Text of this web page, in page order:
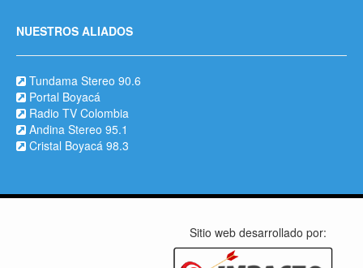
NUESTROS ALIADOS
Tundama Stereo 90.6
Portal Boyacá
Radio TV Colombia
Andina Stereo 95.1
Cristal Boyacá 98.3
Sitio web desarrollado por: